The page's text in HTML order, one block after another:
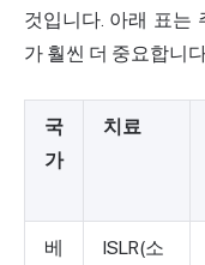
것입니다. 아래 표는
가 훨씬 더 중요합니
국
가
치료
베
ISLR(소